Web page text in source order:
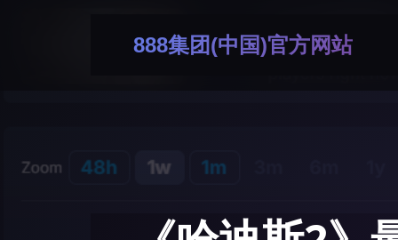
888集团(中国)官方网站